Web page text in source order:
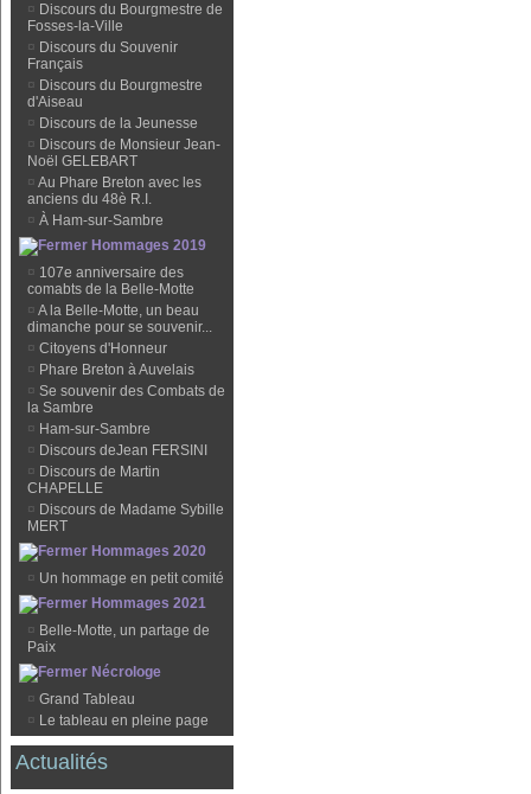
¤ Discours du Bourgmestre de
Fosses-la-Ville
¤ Discours du Souvenir
Français
¤ Discours du Bourgmestre
d'Aiseau
¤ Discours de la Jeunesse
¤ Discours de Monsieur Jean-
Noël GELEBART
¤ Au Phare Breton avec les
anciens du 48è R.I.
¤ À Ham-sur-Sambre
Hommages 2019
¤ 107e anniversaire des
comabts de la Belle-Motte
¤ A la Belle-Motte, un beau
dimanche pour se souvenir...
¤ Citoyens d'Honneur
¤ Phare Breton à Auvelais
¤ Se souvenir des Combats de
la Sambre
¤ Ham-sur-Sambre
¤ Discours deJean FERSINI
¤ Discours de Martin
CHAPELLE
¤ Discours de Madame Sybille
MERT
Hommages 2020
¤ Un hommage en petit comité
Hommages 2021
¤ Belle-Motte, un partage de
Paix
Nécrologe
¤ Grand Tableau
¤ Le tableau en pleine page
Actualités